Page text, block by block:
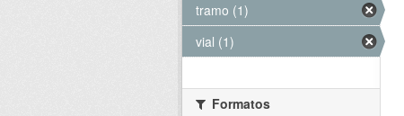
tramo (1)
vial (1)
Formatos